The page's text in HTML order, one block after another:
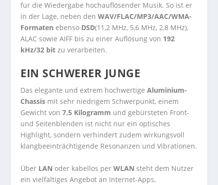
für die Wiedergabe hochauflösender Musik. So ist er
in der Lage, neben denWAV/FLAC/MP3/AAC/WMA-
Formaten ebenso DSD(11,2 MHz, 5,6 MHz, 2,8 MHz),
ALAC sowie AIFF bis zu einer Auflösung von 192
kHz/32 bit zu verarbeiten.
EIN SCHWERER JUNGE
Das elegante und extrem hochwertigeAluminium-
Chassis mit sehr niedrigem Schwerpunkt, einem
Gewicht von 7,5 Kilogramm und gebürsteten Front-
und Seitenblenden ist nicht nur ein optisches
Highlight, sondern verhindert zudem wirkungsvoll
klangbeeinträchtigende Resonanzen und Vibrationen.
Über LAN oder kabellos perWLAN steht dem Nutzer
ein vielfältiges Angebot an Internet-Apps,